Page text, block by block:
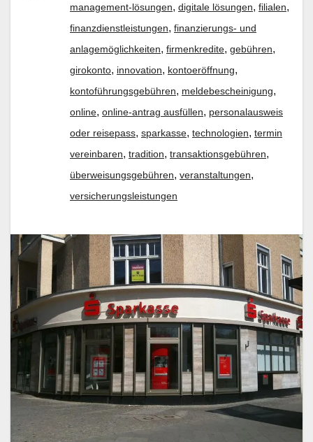
management-lösungen, digitale lösungen, filialen,
finanzdienstleistungen, finanzierungs- und
anlagemöglichkeiten, firmenkredite, gebühren,
girokonto, innovation, kontoeröffnung,
kontoführungsgebühren, meldebescheinigung,
online, online-antrag ausfüllen, personalausweis
oder reisepass, sparkasse, technologien, termin
vereinbaren, tradition, transaktionsgebühren,
überweisungsgebühren, veranstaltungen,
versicherungsleistungen